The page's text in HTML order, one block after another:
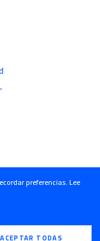
preferencias. Lee
ACEPTAR TODAS